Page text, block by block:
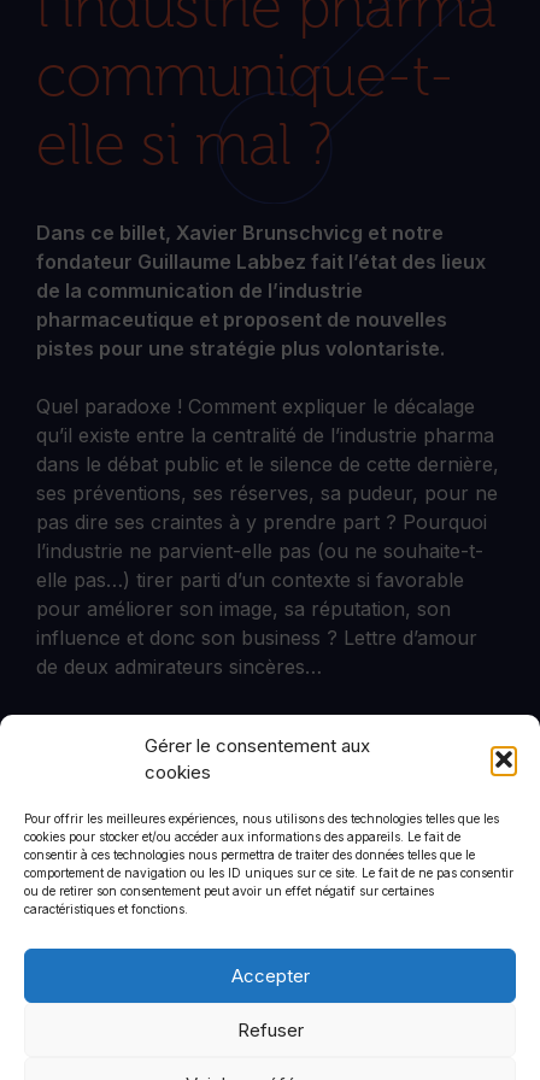
Gérer le consentement aux
cookies
Pour offrir les meilleures expériences, nous utilisons des technologies telles que les
cookies pour stocker et/ou accéder aux informations des appareils. Le fait de
consentir à ces technologies nous permettra de traiter des données telles que le
comportement de navigation ou les ID uniques sur ce site. Le fait de ne pas consentir
ou de retirer son consentement peut avoir un effet négatif sur certaines
caractéristiques et fonctions.
Accepter
Refuser
communique-t-
elle si mal ?
Dans ce billet, Xavier Brunschvicg et notre
fondateur Guillaume Labbez fait l’état des lieux
de la communication de l’industrie
pharmaceutique et proposent de nouvelles
pistes pour une stratégie plus volontariste.
Quel paradoxe ! Comment expliquer le décalage
qu’il existe entre la centralité de l’industrie pharma
dans le débat public et le silence de cette dernière,
ses préventions, ses réserves, sa pudeur, pour ne
pas dire ses craintes à y prendre part ? Pourquoi
l’industrie ne parvient-elle pas (ou ne souhaite-t-
elle pas…) tirer parti d’un contexte si favorable
pour améliorer son image, sa réputation, son
influence et donc son business ? Lettre d’amour
de deux admirateurs sincères…
CommStrat
6 rue de Saint-Petersbourg
75008
+33 1 44 90 01 46